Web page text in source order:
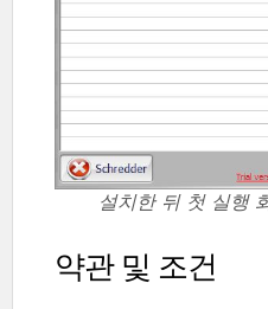
설치한 뒤 첫 실행
약관 및 조건